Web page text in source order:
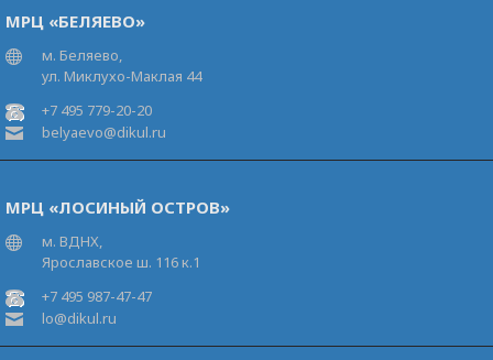
МРЦ «БЕЛЯЕВО»
м. Беляево,
ул. Миклухо-Маклая 44
+7 495 779-20-20
belyaevo@dikul.ru
МРЦ «ЛОСИНЫЙ ОСТРОВ»
м. ВДНХ,
Ярославское ш. 116 к.1
+7 495 987-47-47
lo@dikul.ru